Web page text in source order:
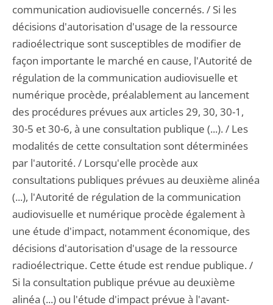
communication audiovisuelle concernés. / Si les
décisions d'autorisation d'usage de la ressource
radioélectrique sont susceptibles de modifier de
façon importante le marché en cause, l'Autorité de
régulation de la communication audiovisuelle et
numérique procède, préalablement au lancement
des procédures prévues aux articles 29, 30, 30-1,
30-5 et 30-6, à une consultation publique (...). / Les
modalités de cette consultation sont déterminées
par l'autorité. / Lorsqu'elle procède aux
consultations publiques prévues au deuxième alinéa
(...), l'Autorité de régulation de la communication
audiovisuelle et numérique procède également à
une étude d'impact, notamment économique, des
décisions d'autorisation d'usage de la ressource
radioélectrique. Cette étude est rendue publique. /
Si la consultation publique prévue au deuxième
alinéa (...) ou l'étude d'impact prévue à l'avant-